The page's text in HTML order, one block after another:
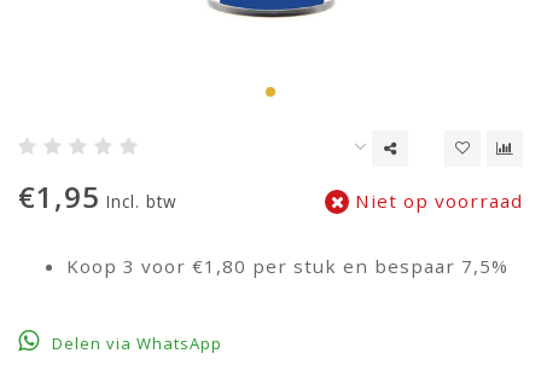
€1,95 Incl. btw Niet op voorraad
Koop 3 voor €1,80 per stuk en bespaar 7,5%
Delen via WhatsApp